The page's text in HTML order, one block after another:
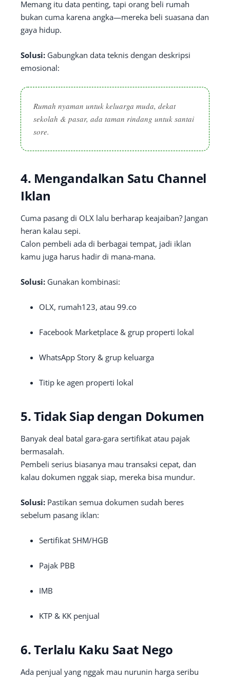
Memang itu data penting, tapi orang beli rumah
bukan cuma karena angka—mereka beli suasana dan
gaya hidup.
Solusi: Gabungkan data teknis dengan deskripsi
emosional:
Rumah nyaman untuk keluarga muda, dekat
sekolah & pasar, ada taman rindang untuk santai
sore.
4. Mengandalkan Satu Channel
Iklan
Cuma pasang di OLX lalu berharap keajaiban? Jangan
heran kalau sepi.
Calon pembeli ada di berbagai tempat, jadi iklan
kamu juga harus hadir di mana-mana.
Solusi: Gunakan kombinasi:
OLX, rumah123, atau 99.co
Facebook Marketplace & grup properti lokal
WhatsApp Story & grup keluarga
Titip ke agen properti lokal
5.Tidak Siap dengan Dokumen
Banyak deal batal gara-gara sertifikat atau pajak
bermasalah.
Pembeli serius biasanya mau transaksi cepat, dan
kalau dokumen nggak siap, mereka bisa mundur.
Solusi: Pastikan semua dokumen sudah beres
sebelum pasang iklan:
Sertifikat SHM/HGB
Pajak PBB
IMB
KTP & KK penjual
6.Terlalu Kaku Saat Nego
Ada penjual yang nggak mau nurunin harga seribu